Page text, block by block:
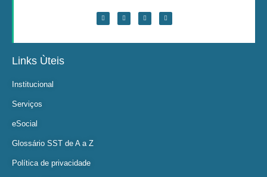
Links Ùteis
Institucional
Serviços
eSocial
Glossário SST de A a Z
Política de privacidade